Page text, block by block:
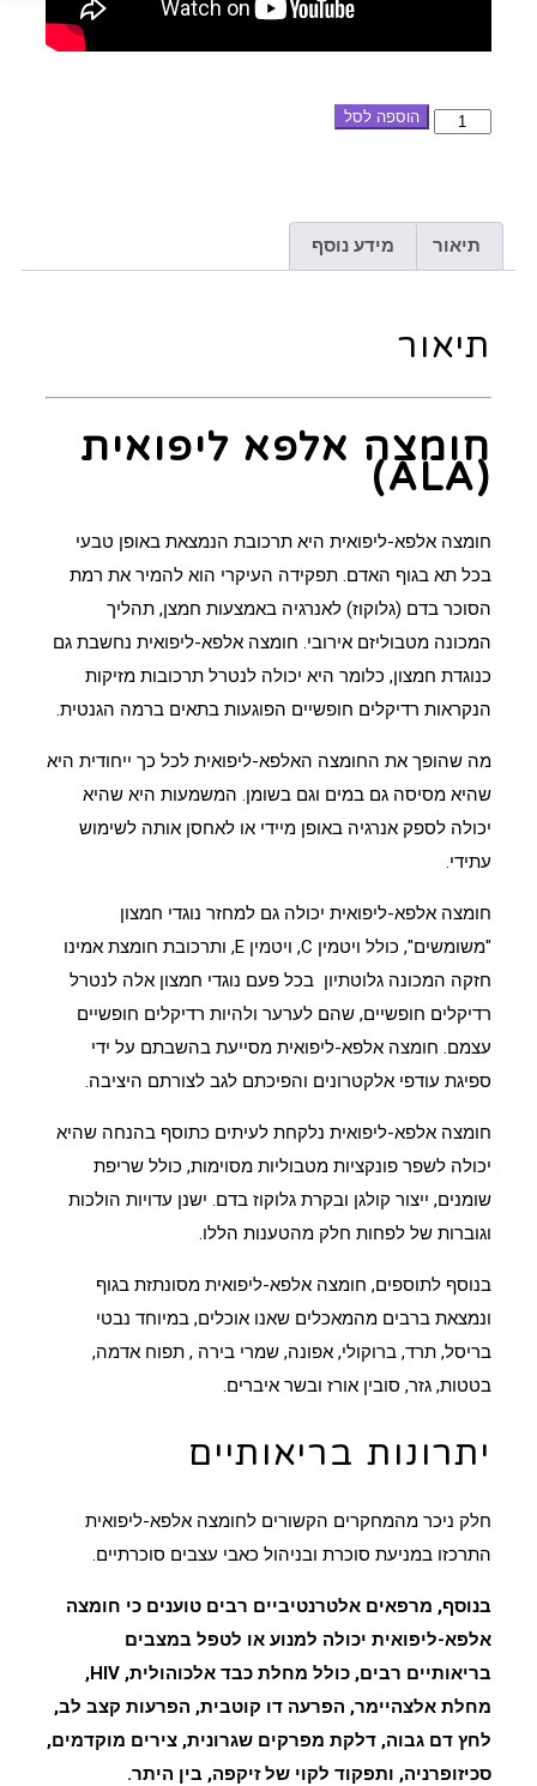
הוספה לסל
תיאור מידע נוסף
תיאור
חומצה אלפא ליפואית
(ALA)
חומצה אלפא-ליפואית היא תרכובת הנמצאת באופן טבעי
בכל תא בגוף האדם. תפקידה העיקרי הוא להמיר את רמת
הסוכר בדם (גלוקוז) לאנרגיה באמצעות חמצן, תהליך
המכונה מטבוליזם אירובי. חומצה אלפא-ליפואית נחשבת גם
כנוגדת חמצון, כלומר היא יכולה לנטרל תרכובות מזיקות
הנקראות רדיקלים חופשיים הפוגעות בתאים ברמה הגנטית.
מה שהופך את החומצה האלפא-ליפואית לכל כך ייחודית היא
שהיא מסיסה גם במים וגם בשומן. המשמעות היא שהיא
יכולה לספק אנרגיה באופן מיידי או לאחסן אותה לשימוש
עתידי.
חומצה אלפא-ליפואית יכולה גם למחזר נוגדי חמצון
"משומשים", כולל ויטמין C, ויטמין E, ותרכובת חומצת אמינו
חזקה המכונה גלוטתיון בכל פעם נוגדי חמצון אלה לנטרל
רדיקלים חופשיים, שהם לערער ולהיות רדיקלים חופשיים
עצמם. חומצה אלפא-ליפואית מסייעת בהשבתם על ידי
ספיגת עודפי אלקטרונים והפיכתם לגב לצורתם היציבה.
חומצה אלפא-ליפואית נלקחת לעיתים כתוסף בהנחה שהיא
יכולה לשפר פונקציות מטבוליות מסוימות, כולל שריפת
שומנים, ייצור קולגן ובקרת גלוקוז בדם. ישנן עדויות הולכות
וגוברות של לפחות חלק מהטענות הללו.
בנוסף לתוספים, חומצה אלפא-ליפואית מסונתזת בגוף
ונמצאת ברבים מהמאכלים שאנו אוכלים, במיוחד נבטי
בריסל, תרד, ברוקולי, אפונה, שמרי בירה , תפוח אדמה,
בטטות, גזר, סובין אורז ובשר איברים.
יתרונות בריאותיים
חלק ניכר מהמחקרים הקשורים לחומצה אלפא-ליפואית
התרכזו במניעת סוכרת ובניהול כאבי עצבים סוכרתיים.
בנוסף, מרפאים אלטרנטיביים רבים טוענים כי חומצה
אלפא-ליפואית יכולה למנוע או לטפל במצבים
בריאותיים רבים, כולל מחלת כבד אלכוהולית, HIV,
מחלת אלצהיימר, הפרעה דו קוטבית, הפרעות קצב לב,
לחץ דם גבוה, דלקת מפרקים שגרונית, צירים מוקדמים,
סכיזופרניה, ותפקוד לקוי של זיקפה, בין היתר.